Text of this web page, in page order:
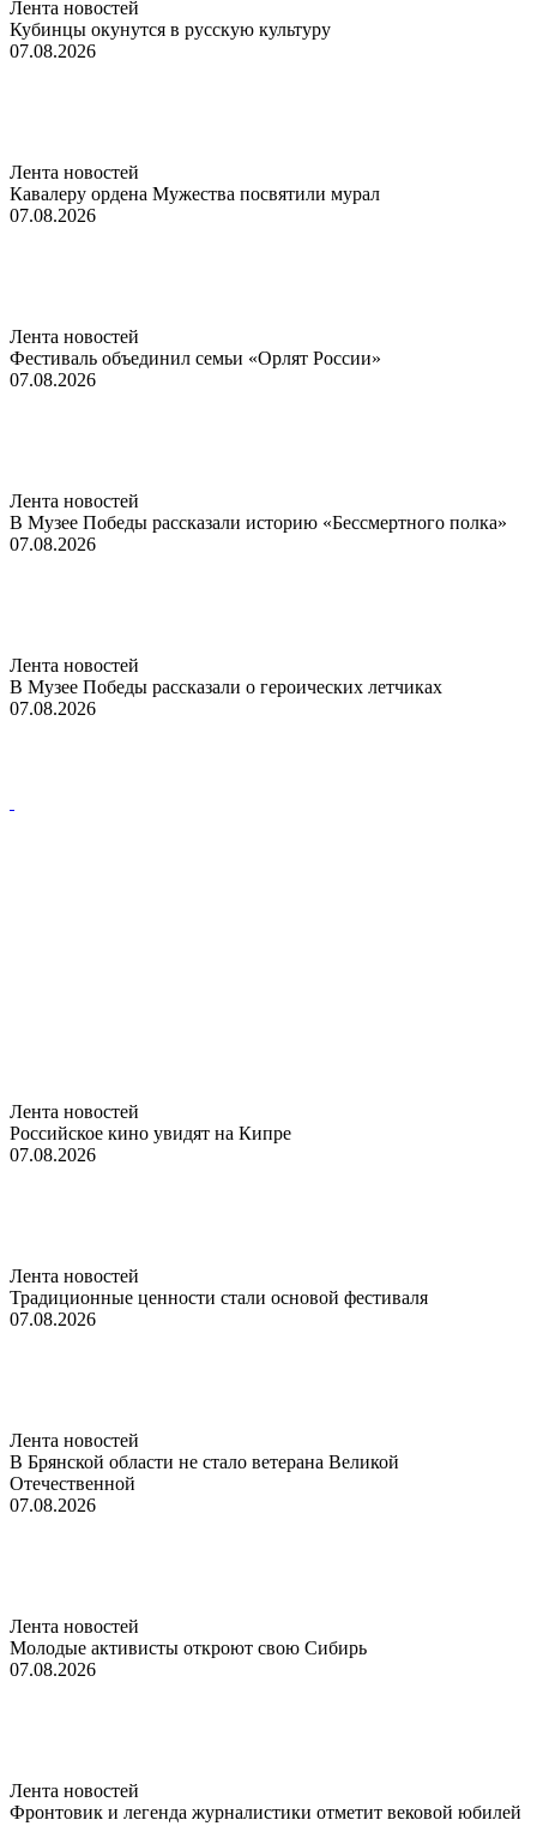
Лента новостей
Кубинцы окунутся в русскую культуру
07.08.2026
Лента новостей
Кавалеру ордена Мужества посвятили мурал
07.08.2026
Лента новостей
Фестиваль объединил семьи «Орлят России»
07.08.2026
Лента новостей
В Музее Победы рассказали историю «Бессмертного полка»
07.08.2026
Лента новостей
В Музее Победы рассказали о героических летчиках
07.08.2026
Лента новостей
Российское кино увидят на Кипре
07.08.2026
Лента новостей
Традиционные ценности стали основой фестиваля
07.08.2026
Лента новостей
В Брянской области не стало ветерана Великой
Отечественной
07.08.2026
Лента новостей
Молодые активисты откроют свою Сибирь
07.08.2026
Лента новостей
Фронтовик и легенда журналистики отметит вековой юбилей